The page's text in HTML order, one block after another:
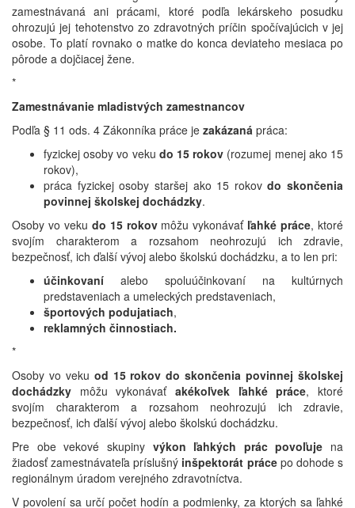
zamestnávaná ani prácami, ktoré podľa lekárskeho posudku
ohrozujú jej tehotenstvo zo zdravotných príčin spočívajúcich v jej
osobe. To platí rovnako o matke do konca deviateho mesiaca po
pôrode a dojčiacej žene.
*
Zamestnávanie mladistvých zamestnancov
Podľa § 11 ods. 4 Zákonníka práce je zakázaná práca:
fyzickej osoby vo veku do 15 rokov (rozumej menej ako 15
rokov),
práca fyzickej osoby staršej ako 15 rokovdo skončenia
povinnej školskej dochádzky.
Osoby vo veku do 15 rokovmôžu vykonávať ľahké práce, ktoré
svojím charakterom a rozsahom neohrozujú ich zdravie,
bezpečnosť, ich ďalší vývoj alebo školskú dochádzku, a to len pri:
účinkovaní alebo spoluúčinkovaní na kultúrnych
predstaveniach a umeleckých predstaveniach,
športových podujatiach,
reklamných činnostiach.
*
Osoby vo veku od 15 rokov do skončenia povinnej školskej
dochádzky môžu vykonávať akékoľvek ľahké práce, ktoré
svojím charakterom a rozsahom neohrozujú ich zdravie,
bezpečnosť, ich ďalší vývoj alebo školskú dochádzku.
Pre obe vekové skupiny výkon ľahkých prác povoľuje na
žiadosť zamestnávateľa príslušný inšpektorát prácepo dohode s
regionálnym úradom verejného zdravotníctva.
V povolení sa určí počet hodín a podmienky, za ktorých sa ľahké